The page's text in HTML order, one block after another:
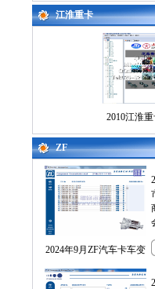
江淮重卡
2010江淮
ZF
2024年9月ZF汽车卡车变